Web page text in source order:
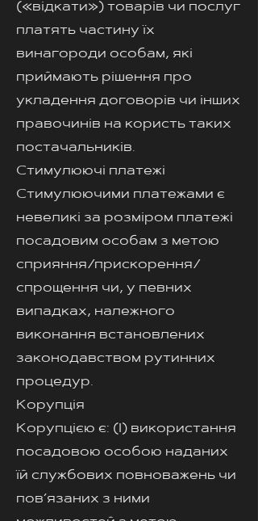
(«відкати») товарів чи послуг
платять частину їх
винагороди особам, які
приймають рішення про
укладення договорів чи інших
правочинів на користь таких
постачальників.
Стимулюючі платежі
Стимулюючими платежами є
невеликі за розміром платежі
посадовим особам з метою
сприяння/прискорення/
спрощення чи, у певних
випадках, належного
виконання встановлених
законодавством рутинних
процедур.
Корупція
Корупцією є: (І) використання
посадовою особою наданих
їй службових повноважень чи
пов’язаних з ними